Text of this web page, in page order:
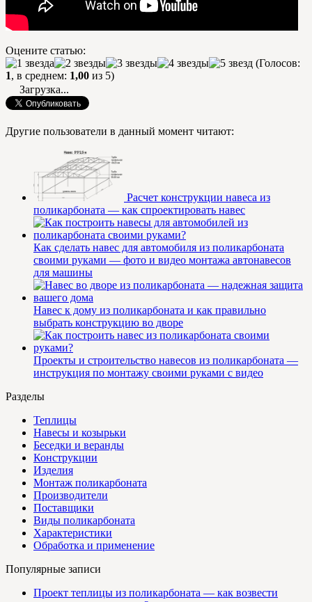
Оцените статью:
(Голосов:
1, в среднем: 1,00 из 5)
Загрузка...
Другие пользователи в данный момент читают:
Расчет конструкции навеса из
поликарбоната — как спроектировать навес
Как сделать навес для автомобиля из поликарбоната
своими руками — фото и видео монтажа автонавесов
для машины
Навес к дому из поликарбоната и как правильно
выбрать конструкцию во дворе
Проекты и строительство навесов из поликарбоната —
инструкция по монтажу своими руками с видео
Разделы
Теплицы
Навесы и козырьки
Беседки и веранды
Конструкции
Изделия
Монтаж поликарбоната
Производители
Поставщики
Виды поликарбоната
Характеристики
Обработка и применение
Популярные записи
Проект теплицы из поликарбоната — как возвести